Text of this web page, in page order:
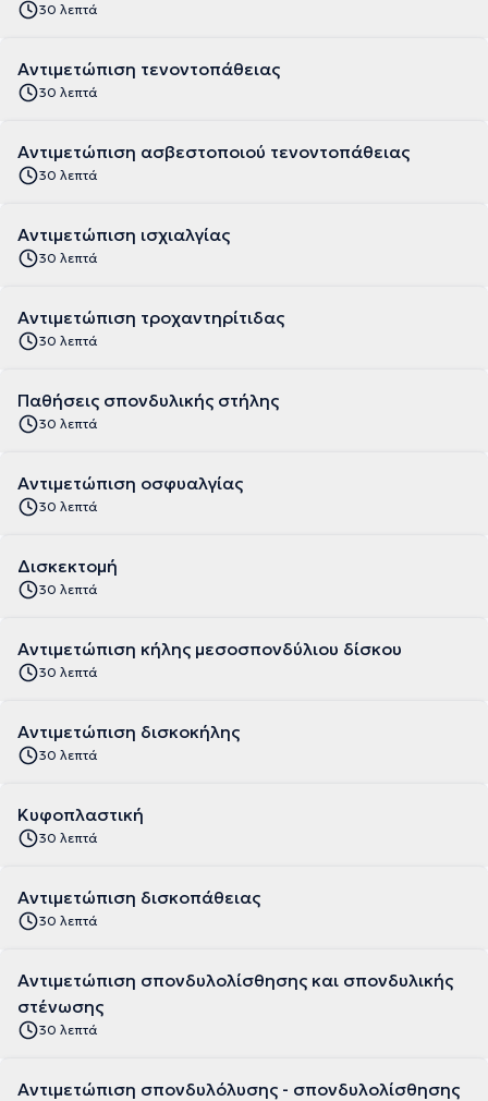
30 λεπτά
Αντιμετώπιση τενοντοπάθειας
30 λεπτά
Αντιμετώπιση ασβεστοποιού τενοντοπάθειας
30 λεπτά
Αντιμετώπιση ισχιαλγίας
30 λεπτά
Αντιμετώπιση τροχαντηρίτιδας
30 λεπτά
Παθήσεις σπονδυλικής στήλης
30 λεπτά
Αντιμετώπιση οσφυαλγίας
30 λεπτά
Δισκεκτομή
30 λεπτά
Αντιμετώπιση κήλης μεσοσπονδύλιου δίσκου
30 λεπτά
Αντιμετώπιση δισκοκήλης
30 λεπτά
Κυφοπλαστική
30 λεπτά
Αντιμετώπιση δισκοπάθειας
30 λεπτά
Αντιμετώπιση σπονδυλολίσθησης και σπονδυλικής
στένωσης
30 λεπτά
Αντιμετώπιση σπονδυλόλυσης - σπονδυλολίσθησης